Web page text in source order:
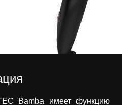
Bamba имеет функцию